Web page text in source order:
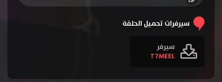
سيرفرات تحميل الحلقة
سيرفر
T7MEEL